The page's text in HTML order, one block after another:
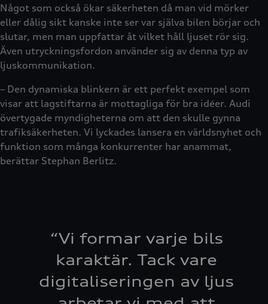
Något som också ökar säkerheten då man vid mörker
eller dålig sikt kanske inte ser var själva bilen börjar och
slutar, men man uppfattar åt vilket håll ljuset rör sig.
Även utryckningsfordon använder sig av denna typ av
ljuskommunikation.
– Den dynamiska blinkern är ett perfekt exempel som
visar att lagstiftarna är mottagliga för bra idéer. Audi
övertygade myndigheterna om att den skulle gynna
trafiksäkerheten. Vi lyckades lansera en världsnyhet och
funktion som många konkurrenter har anammat,
berättar Stephan Berlitz.
“Vi formar varje bils
karaktär. Tack vare
digitaliseringen av ljus